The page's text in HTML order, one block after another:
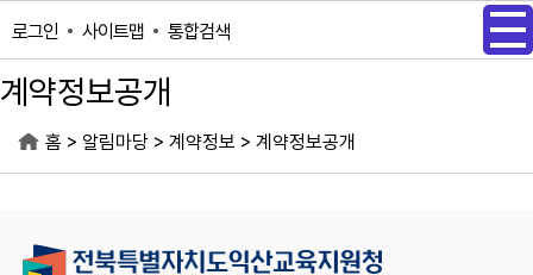
로그인 사이트맵 통합검색
계약정보공개
홈 > 알림마당 > 계약정보 > 계약정보공개